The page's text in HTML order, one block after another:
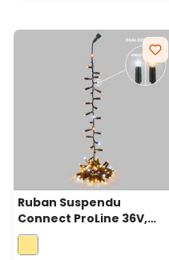
Ruban Suspendu
Connect ProLine 36V,
2m, 100 maxiled blanc
chaud, câble vert